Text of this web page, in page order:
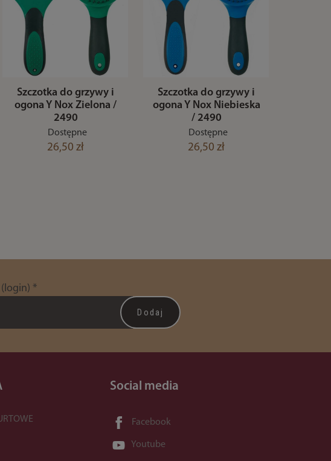
Szczotka do grzywy i
ogona Y Nox Zielona /
2490
Dostępne
26,50 zł
Szczotka do grzywy i
ogona Y Nox Niebieska
/ 2490
Dostępne
26,50 zł
*
Social media
Facebook
Youtube